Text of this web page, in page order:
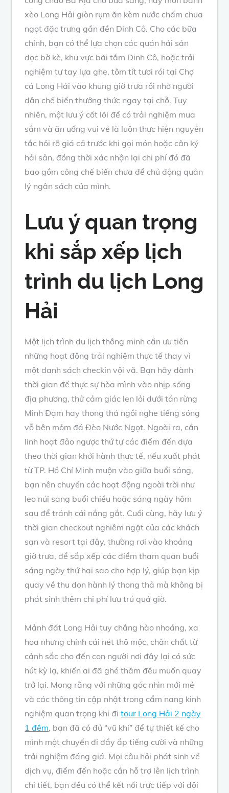
xèo Long Hải giòn rụm ăn kèm nước chấm chua
ngọt đặc trưng gần đền Dinh Cô. Cho các bữa
chính, bạn có thể lựa chọn các quán hải sản
dọc bờ kè, khu vực bãi tắm Dinh Cô, hoặc trải
nghiệm tự tay lựa ghẹ, tôm tít tươi rói tại Chợ
cá Long Hải vào khung giờ trưa rồi nhờ người
dân chế biến thưởng thức ngay tại chỗ. Tuy
nhiên, một lưu ý cốt lõi để có trải nghiệm mua
sắm và ăn uống vui vẻ là luôn thực hiện nguyên
tắc hỏi rõ giá cả trước khi gọi món hoặc cân ký
hải sản, đồng thời xác nhận lại chi phí đó đã
bao gồm công chế biến chưa để chủ động quản
lý ngân sách của mình.
Lưu ý quan trọng
khi sắp xếp lịch
trình du lịch Long
Hải
Một lịch trình du lịch thông minh cần ưu tiên
những hoạt động trải nghiệm thực tế thay vì
một danh sách checkin vội vã. Bạn hãy dành
thời gian để thực sự hòa mình vào nhịp sống
địa phương, thử cảm giác len lỏi dưới tán rừng
Minh Đạm hay thong thả ngồi nghe tiếng sóng
vỗ bên mỏm đá Đèo Nước Ngọt. Ngoài ra, cần
linh hoạt đảo ngược thứ tự các điểm đến dựa
theo thời gian khởi hành thực tế, nếu xuất phát
từ TP. Hồ Chí Minh muộn vào giữa buổi sáng,
bạn nên chuyển các hoạt động ngoài trời như
leo núi sang buổi chiều hoặc sáng ngày hôm
sau để tránh cái nắng gắt. Cuối cùng, hãy lưu ý
thời gian checkout nghiêm ngặt của các khách
sạn và resort tại đây, thường rơi vào khoảng
giờ trưa, để sắp xếp các điểm tham quan buổi
sáng ngày thứ hai sao cho hợp lý, giúp bạn kịp
quay về thu dọn hành lý thong thả mà không bị
phát sinh thêm chi phí lưu trú quá giờ.
Mảnh đất Long Hải tuy chẳng hào nhoáng, xa
hoa nhưng chính cái nét thô mộc, chân chất từ
cảnh sắc cho đến con người nơi đây lại có sức
hút kỳ lạ, khiến ai đã ghé thăm đều muốn quay
trở lại. Mong rằng với những góc nhìn mới mẻ
và các thông tin cập nhật trong cẩm nang kinh
nghiệm quan trọng khi đitour Long Hải 2 ngày
1 đêm, bạn đã có đủ “vũ khí” để tự thiết kế cho
mình một chuyến đi đầy ắp tiếng cười và những
trải nghiệm đáng giá. Mọi câu hỏi phát sinh về
dịch vụ, điểm đến hoặc cần hỗ trợ lên lịch trình
chi tiết, bạn đều có thể kết nối trực tiếp với đội